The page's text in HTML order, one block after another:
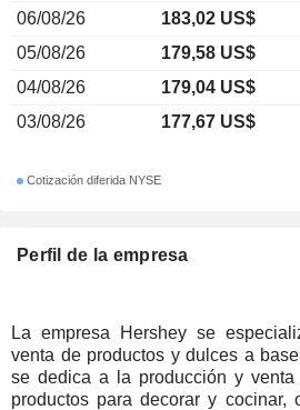
Perfil de la empresa
La empresa Hershey se
venta de productos y dulces a
se dedica a la producción y venta
productos para decorar y cocinar,
06/08/26
183,02 US$
05/08/26
179,58 US$
04/08/26
179,04 US$
03/08/26
177,67 US$
Cotización diferida NYSE